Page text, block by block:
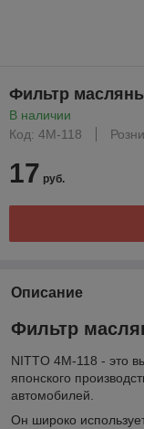
Фильтр
В наличии
Код: 4M-118
17 руб.
Описание
Фильтр
NITTO 4M-118 - это
японского
автомобилей.
Он широко